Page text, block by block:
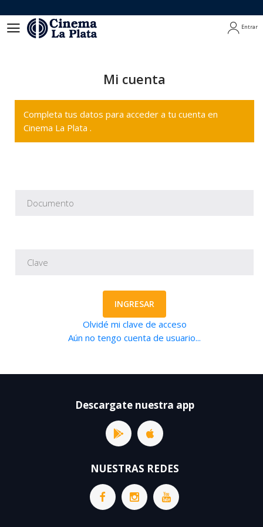
Entrar
Mi cuenta
Completa tus datos para acceder a tu cuenta en
Cinema La Plata .
INGRESAR
Olvidé mi clave de acceso
Aún no tengo cuenta de usuario...
Descargate nuestra app
NUESTRAS REDES